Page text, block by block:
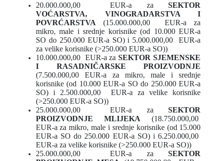
20.000.000,00 EUR-a zaSEKTOR
VOĆARSTVA, VINOGRADARSTVA I
POVRĆARSTVA (15.000.000,00 EUR-a za
mikro, male i srednje korisnike (od 10.000 EUR-a
SO do 250.000 EUR-a SO) i 5.000.000,00 EUR-a
za velike korisnike (>250.000 EUR-a SO))
10.000.000,00 EUR-a zaSEKTOR SJEMENSKE
I RASADNIČARSKE PROIZVODNJE
(7.500.000,00 EUR-a za mikro, male i srednje
korisnike (od 10.000 EUR-a SO do 250.000 EUR-a
SO) i 2.500.000,00 EUR-a za velike korisnike
(>250.000 EUR-a SO))
25.000.000,00 EUR-a zaSEKTOR
PROIZVODNJE MLIJEKA (18.750.000,00
EUR-a za mikro, male i srednje korisnike (od 15.000
EUR-a SO do 250.000 EUR-a SO) i 6.250.000,00
EUR-a za velike korisnike (>250.000 EUR-a SO))
25.000.000,00 EUR-a zaSEKTOR